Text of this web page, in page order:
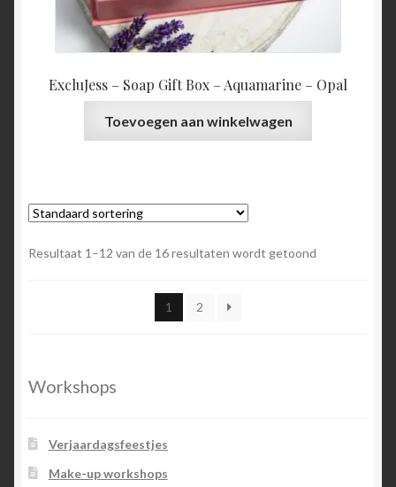
ExcluJess – Soap Gift Box – Aquamarine – Opal
Toevoegen aan winkelwagen
Resultaat 1–12 van de 16 resultaten wordt getoond
1 2
Workshops
Verjaardagsfeestjes
Make-up workshops